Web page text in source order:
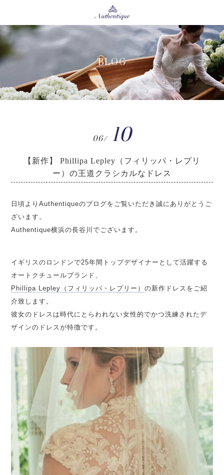
BLOG
06/ 10
【新作】 Phillipa Lepley（フィリッパ・レプリ
ー）の王道クラシカルなドレス
日頃よりAuthentiqueのブログをご覧いただき誠にありがとうご
ざいます。
Authentique横浜の長谷川でございます。
イギリスのロンドンで25年間トップデザイナーとして活躍する
オートクチュールブランド、
Phillipa Lepley（フィリッパ・レプリー）の新作ドレスをご紹
介致します。
彼女のドレスは時代にとらわれない女性的でかつ洗練されたデ
ザインのドレスが特徴です。